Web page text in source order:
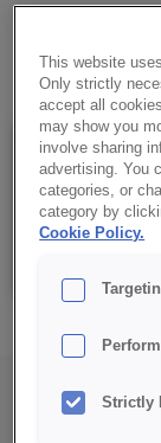
Details
Saco: 10 kg
This website
Only strictly
accept all
may show you
involve sharing
advertising. You
categories, or
category by
Cookie Policy.
Strictly